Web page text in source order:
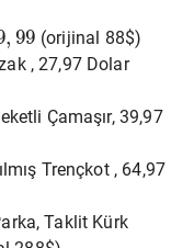
99
(orijinal 88$)
, 27,97 Dolar
Çamaşır, 39,97
Trençkot , 64,97
Taklit Kürk